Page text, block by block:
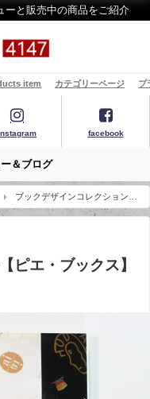
ーと販売中の商品をご紹介
item カテゴリーページ プ
facebook
＆ブログ
ブックデザインコレクション
ピエ・ブックス】